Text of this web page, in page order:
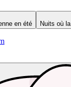
en été
Nuits où